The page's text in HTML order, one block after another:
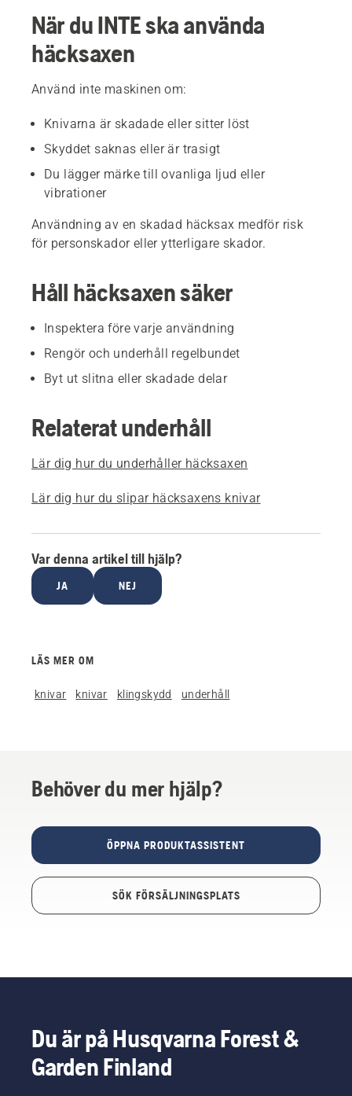
När du INTE ska använda
häcksaxen
Använd inte maskinen om:
Knivarna är skadade eller sitter löst
Skyddet saknas eller är trasigt
Du lägger märke till ovanliga ljud eller
vibrationer
Användning av en skadad häcksax medför risk
för personskador eller ytterligare skador.
Håll häcksaxen säker
Inspektera före varje användning
Rengör och underhåll regelbundet
Byt ut slitna eller skadade delar
Relaterat underhåll
Lär dig hur du underhåller häcksaxen
Lär dig hur du slipar häcksaxens knivar
Var denna artikel till hjälp?
JA NEJ
LÄS MER OM
knivar knivar klingskydd underhåll
Behöver du mer hjälp?
ÖPPNA PRODUKTASSISTENT
SÖK FÖRSÄLJNINGSPLATS
Du är på Husqvarna Forest &
Garden Finland